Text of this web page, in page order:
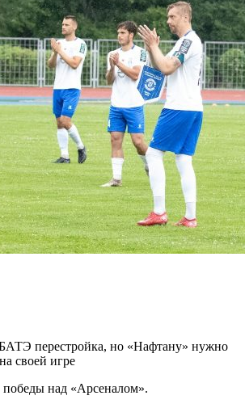
перестройка, но «Нафтану» нужно
своей игре
над «Арсеналом».